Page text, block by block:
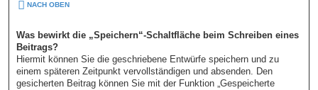
NACH OBEN
Was bewirkt die „Speichern“-Schaltfläche beim Schreiben eines
Beitrags?
Hiermit können Sie die geschriebene Entwürfe speichern und zu
einem späteren Zeitpunkt vervollständigen und absenden. Den
gesicherten Beitrag können Sie mit der Funktion „Gespeicherte